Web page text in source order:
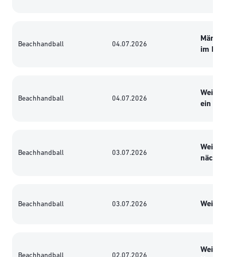
Beachhandball 04.07.2026
im
Beachhandball 04.07.2026
ein
Beachhandball 03.07.2026
Weiter
Beachhandball 03.07.2026